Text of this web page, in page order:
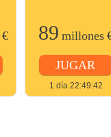
€ 89 millones
JUGAR
1 día 22:49:42